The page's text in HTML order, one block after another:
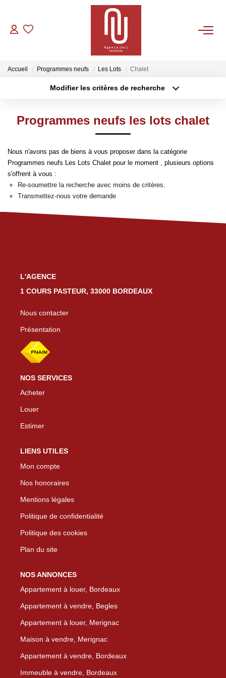
VENTES
Accueil Programmes neufs Les Lots Chalet
Modifier les critères de recherche
Sélectionnez...
Type de bien
Budget max Plus de critères
Programmes neufs les lots chalet
Nous n'avons pas de biens à vous proposer dans la catégorie
Programmes neufs Les Lots Chalet pour le moment , plusieurs options
s'offrent à vous :
Re-soumettre la recherche avec moins de critères.
Transmettez-nous votre demande
L'AGENCE
1 COURS PASTEUR, 33000 BORDEAUX
Nous contacter
Présentation
NOS SERVICES
Acheter
Louer
Estimer
LIENS UTILES
Mon compte
Nos honoraires
Mentions légales
Politique de confidentialité
Politique des cookies
Plan du site
NOS ANNONCES
Appartement à louer, Bordeaux
Appartement à vendre, Begles
Appartement à louer, Merignac
Maison à vendre, Merignac
Appartement à vendre, Bordeaux
Immeuble à vendre, Bordeaux